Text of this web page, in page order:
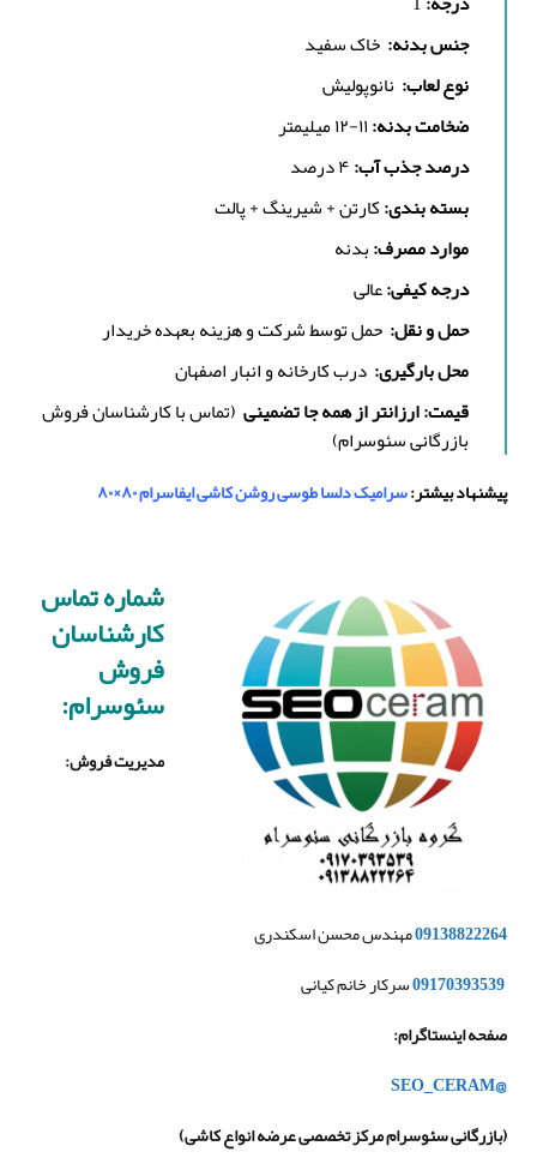
جنس بدنه: خاک سفید
نوع لعاب: نانوپولیش
ضخامت بدنه:
درصد جذب آب:
بسته بندی:کارتن + شیرینگ + پالت
موارد مصرف:بدنه
درجه کیفی:عالی
حمل و نقل: حمل توسط شرکت و هزینه بعهده خریدار
محل بارگیری: درب کارخانه و انبار اصفهان
قیمت: ارزانتر از همه جا تضمینی (تماس با کارشناسان فروش
بازرگانی سئوسرام)
پیشنهاد بیشتر:سرامیک دلسا طوسی روشن کاشی ایفاسرام ۸۰×۸۰
شماره تماس
کارشناسان
فروش
سئوسرام:
مدیریت فروش:
09138822264مهندس محسن اسکندری
09170393539سرکار خانم کیانی
صفحه اینستاگرام:
@SEO_CERAM
(بازرگانی سئوسرام مرکز تخصصی عرضه انواع کاشی)